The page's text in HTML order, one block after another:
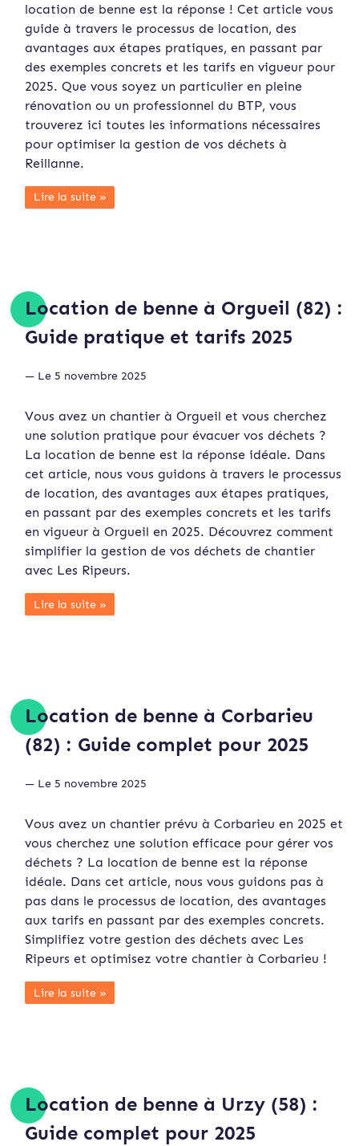
location de benne est la réponse ! Cet article vous
guide à travers le processus de location, des
avantages aux étapes pratiques, en passant par
des exemples concrets et les tarifs en vigueur pour
2025. Que vous soyez un particulier en pleine
rénovation ou un professionnel du BTP, vous
trouverez ici toutes les informations nécessaires
pour optimiser la gestion de vos déchets à
Reillanne.
Lire la suite »
Location de benne à Orgueil (82) :
Guide pratique et tarifs 2025
— Le 5 novembre 2025
Vous avez un chantier à Orgueil et vous cherchez
une solution pratique pour évacuer vos déchets ?
La location de benne est la réponse idéale. Dans
cet article, nous vous guidons à travers le processus
de location, des avantages aux étapes pratiques,
en passant par des exemples concrets et les tarifs
en vigueur à Orgueil en 2025. Découvrez comment
simplifier la gestion de vos déchets de chantier
avec Les Ripeurs.
Lire la suite »
Location de benne à Corbarieu
(82) : Guide complet pour 2025
— Le 5 novembre 2025
Vous avez un chantier prévu à Corbarieu en 2025 et
vous cherchez une solution efficace pour gérer vos
déchets ? La location de benne est la réponse
idéale. Dans cet article, nous vous guidons pas à
pas dans le processus de location, des avantages
aux tarifs en passant par des exemples concrets.
Simplifiez votre gestion des déchets avec Les
Ripeurs et optimisez votre chantier à Corbarieu !
Lire la suite »
Location de benne à Urzy (58) :
Guide complet pour 2025